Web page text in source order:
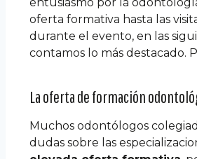
oferta formativa hasta las
durante el evento, en las
contamos lo más destacado.
La oferta de formación
Muchos odontólogos
dudas sobre las